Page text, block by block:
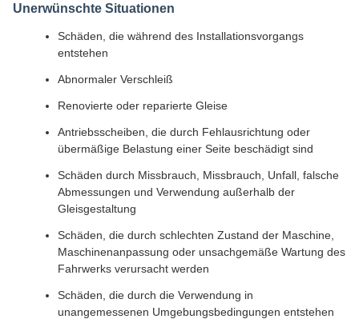
Unerwünschte Situationen
Schäden, die während des Installationsvorgangs
entstehen
Abnormaler Verschleiß
Renovierte oder reparierte Gleise
Antriebsscheiben, die durch Fehlausrichtung oder
übermäßige Belastung einer Seite beschädigt sind
Schäden durch Missbrauch, Missbrauch, Unfall, falsche
Abmessungen und Verwendung außerhalb der
Gleisgestaltung
Schäden, die durch schlechten Zustand der Maschine,
Maschinenanpassung oder unsachgemäße Wartung des
Fahrwerks verursacht werden
Schäden, die durch die Verwendung in
unangemessenen Umgebungsbedingungen entstehen